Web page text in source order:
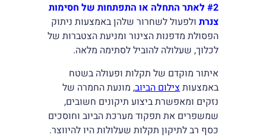
#2לאתר התחלה או התפתחות של חסימות
צנרתולפעול לשחרור שלהן באמצעות ניתוק
הפסולת מדפנות הצינור ומניעת הצטברות של
לכלוך, שעלולה להוביל לסתימה מלאה.
איתור מוקדם של תקלות ופעולה בשטח
באמצעות צילום הביוב, מונעת החמרה של
נזקים ומאפשרת ביצוע תיקונים חשובים,
שמשפרים את תפקוד מערכת הביוב וחוסכים
כסף רב לתיקון תקלות שעלולות היו להיווצר.